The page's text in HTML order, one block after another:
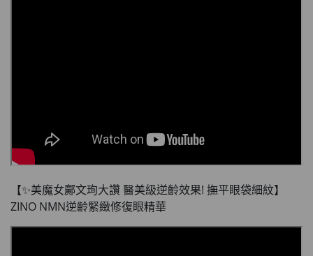
【✨美魔女鄺文珣大讚 醫美級逆齡效果! 撫平眼袋細紋】
ZINO NMN逆齡緊緻修復眼精華